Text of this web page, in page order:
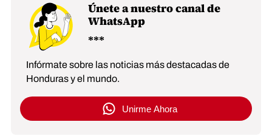
Únete a nuestro canal de
WhatsApp
Infórmate sobre las noticias más destacadas de
Honduras y el mundo.
Unirme Ahora